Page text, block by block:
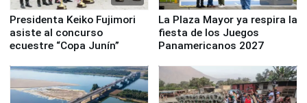
Presidenta Keiko Fujimori
asiste al concurso
ecuestre “Copa Junín”
La Plaza Mayor ya respira la
fiesta de los Juegos
Panamericanos 2027